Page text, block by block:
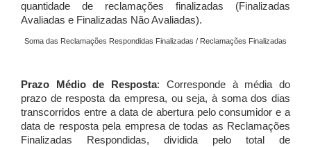
quantidade de reclamações finalizadas (Finalizadas
Avaliadas e Finalizadas Não Avaliadas).
Soma das Reclamações Respondidas Finalizadas / Reclamações Finalizadas
Prazo Médio de Resposta: Corresponde à média do
prazo de resposta da empresa, ou seja, à soma dos dias
transcorridos entre a data de abertura pelo consumidor e a
data de resposta pela empresa de todas as Reclamações
Finalizadas Respondidas, dividida pelo total de